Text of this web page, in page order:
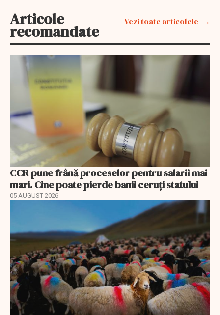
Articole
recomandate
Vezi toate articolele
CCR pune frână proceselor pentru salarii mai
mari. Cine poate pierde banii ceruți statului
05 AUGUST 2026